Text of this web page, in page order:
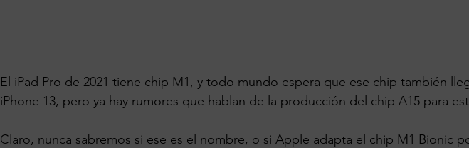
El iPad Pro de 2021 tiene chip M1, y todo mundo espera que ese chip también
iPhone 13, pero ya hay rumores que hablan de la producción del chip A15 para
Claro, nunca sabremos si ese es el nombre, o si Apple adapta el chip M1 Bionic